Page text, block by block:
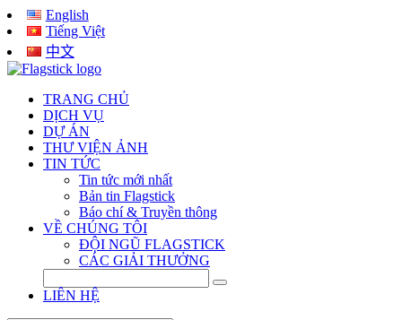
English
Tiếng Việt
中文
TRANG CHỦ
DỊCH VỤ
DỰ ÁN
THƯ VIỆN ẢNH
TIN TỨC
Tin tức mới nhất
Bản tin Flagstick
Báo chí & Truyền thông
VỀ CHÚNG TÔI
ĐỘI NGŨ FLAGSTICK
CÁC GIẢI THƯỞNG
LIÊN HỆ